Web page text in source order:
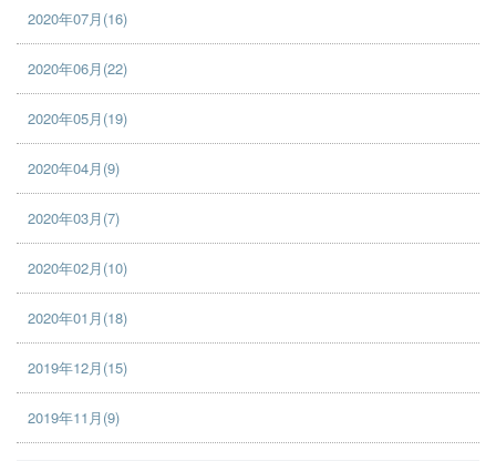
2020年07月(16)
2020年06月(22)
2020年05月(19)
2020年04月(9)
2020年03月(7)
2020年02月(10)
2020年01月(18)
2019年12月(15)
2019年11月(9)